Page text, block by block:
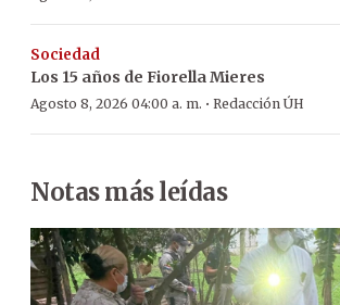
Sociedad
Los 15 años de Fiorella Mieres
Agosto 8, 2026 04:00 a. m. · Redacción ÚH
Notas más leídas